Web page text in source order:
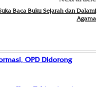
Baca Buku Sejarah dan Dalami
Agama
OPD Didorong